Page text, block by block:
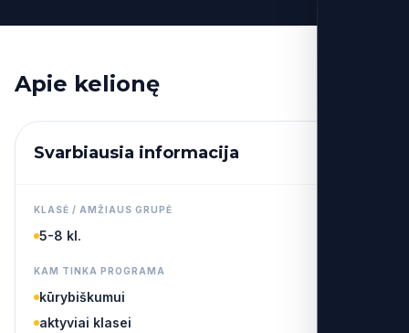
Apie kelionę
Svarbiausia informacija
KLASĖ / AMŽIAUS GRUPĖ
5-8 kl.
KAM TINKA PROGRAMA
kūrybiškumui
aktyviai klasei